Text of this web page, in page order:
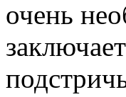
очень